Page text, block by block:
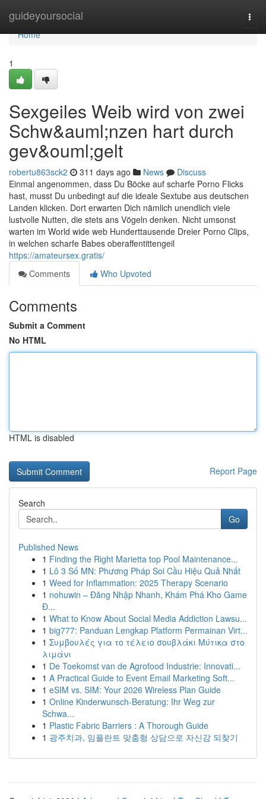
guideyoursocial
Home
Home
1
Sexgeiles Weib wird von zwei
Schw&auml;nzen hart durch
gev&ouml;gelt
robertu863sck2 311 days ago News
Discuss
Einmal angenommen, dass Du Böcke auf scharfe Porno Flicks
hast, musst Du unbedingt auf die ideale Sextube aus deutschen
Landen klicken. Dort erwarten Dich nämlich unendlich viele
lustvolle Nutten, die stets ans Vögeln denken. Nicht umsonst
warten im World wide web Hunderttausende Dreier Porno Clips,
in welchen scharfe Babes oberaffentittengeil
https://amateursex.gratis/
Comments
Who Upvoted
Comments
Submit a Comment
No HTML
HTML is disabled
Report Page
Search
Go
Published News
1 Finding the Right Marietta top Pool Maintenance...
1 Lô 3 Số MN: Phương Pháp Soi Cầu Hiệu Quả Nhất
1 Weed for Inflammation: 2025 Therapy Scenario
1 nohuwin – Đăng Nhập Nhanh, Khám Phá Kho Game
Đ...
1 What to Know About Social Media Addiction Lawsu...
1 big777: Panduan Lengkap Platform Permainan Virt...
1 Συμβουλές για το τέλειο σουβλάκι Μύτικα στο
λιμάνι
1 De Toekomst van de Agrofood Industrie: Innovati...
1 A Practical Guide to Event Email Marketing Soft...
1 eSIM vs. SIM: Your 2026 Wireless Plan Guide
1 Online Kinderwunsch-Beratung: Ihr Weg zur
Schwa...
1 Plastic Fabric Barriers : A Thorough Guide
1 광주치과, 임플란트 맞춤형 상담으로 자신감 되찾기